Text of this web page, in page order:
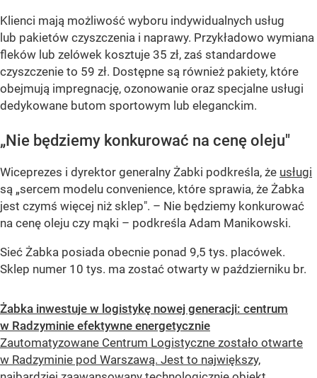
Klienci mają możliwość wyboru indywidualnych usług
lub pakietów czyszczenia i naprawy. Przykładowo wymiana
fleków lub zelówek kosztuje 35 zł, zaś standardowe
czyszczenie to 59 zł. Dostępne są również pakiety, które
obejmują impregnację, ozonowanie oraz specjalne usługi
dedykowane butom sportowym lub eleganckim.
„Nie będziemy konkurować na cenę oleju"
Wiceprezes i dyrektor generalny Żabki podkreśla, że usługi
są „sercem modelu convenience, które sprawia, że Żabka
jest czymś więcej niż sklep". – Nie będziemy konkurować
na cenę oleju czy mąki – podkreśla Adam Manikowski.
Sieć Żabka posiada obecnie ponad 9,5 tys. placówek.
Sklep numer 10 tys. ma zostać otwarty w październiku br.
Żabka inwestuje w logistykę nowej generacji: centrum
w Radzyminie efektywne energetycznie
Zautomatyzowane Centrum Logistyczne zostało otwarte
w Radzyminie pod Warszawą. Jest to największy,